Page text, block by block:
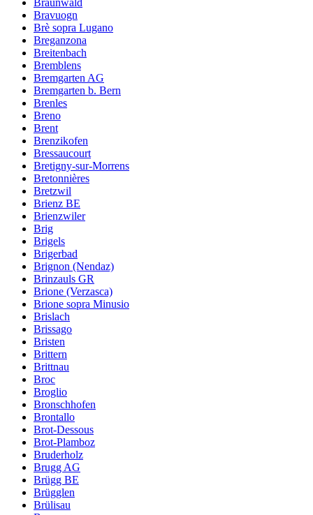
Bravuogn
Brè sopra Lugano
Breganzona
Breitenbach
Bremblens
Bremgarten AG
Bremgarten b. Bern
Brenles
Breno
Brent
Brenzikofen
Bressaucourt
Bretigny-sur-Morrens
Bretonnières
Bretzwil
Brienz BE
Brienzwiler
Brig
Brigels
Brigerbad
Brignon (Nendaz)
Brinzauls GR
Brione (Verzasca)
Brione sopra Minusio
Brislach
Brissago
Bristen
Brittern
Brittnau
Broc
Broglio
Bronschhofen
Brontallo
Brot-Dessous
Brot-Plamboz
Bruderholz
Brugg AG
Brügg BE
Brügglen
Brülisau